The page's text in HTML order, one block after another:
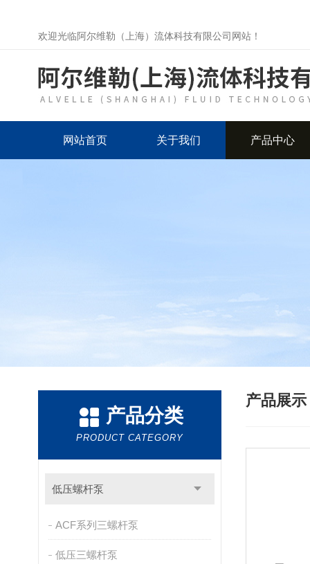
欢迎光临阿尔维勒（上海）流体科技有限公司网站！
网站首页 关于我们 产品中心
产品分类
PRODUCT CATEGORY
低压螺杆泵
ACF系列三螺杆泵
低压三螺杆泵
产品展示